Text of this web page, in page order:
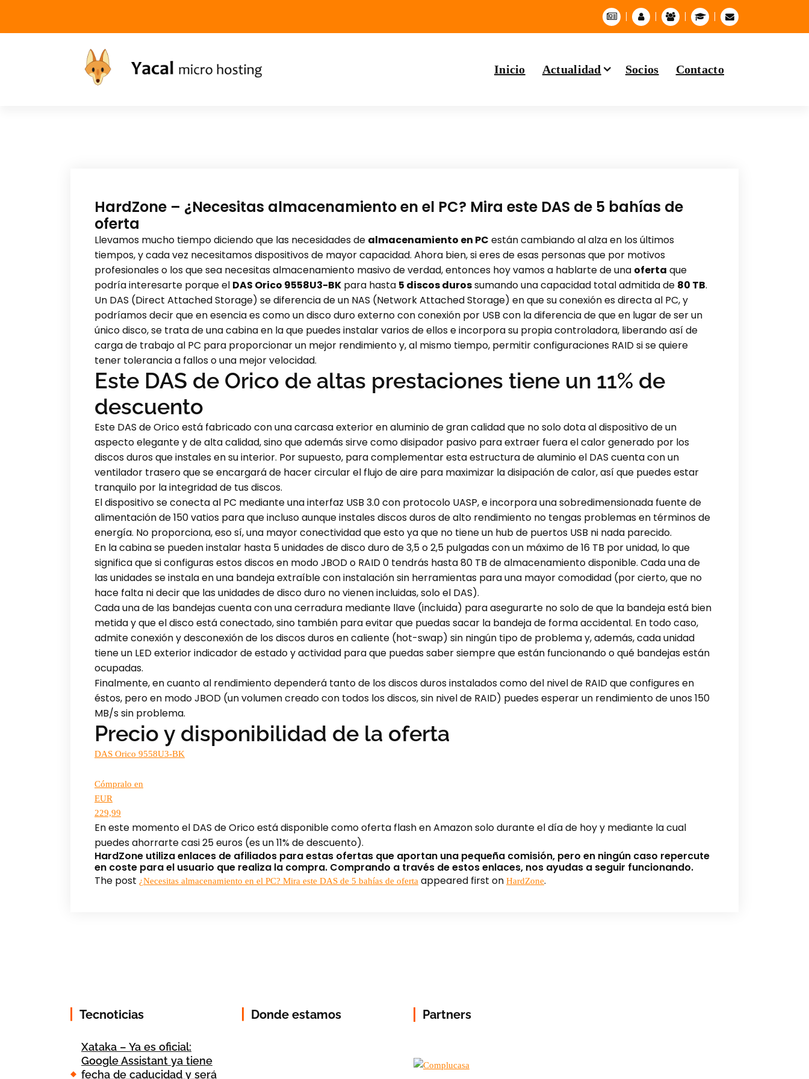
Inicio Actualidad Socios Contacto
HardZone – ¿Necesitas almacenamiento en el PC? Mira este DAS de 5 bahías de
oferta
Llevamos mucho tiempo diciendo que las necesidades de almacenamiento en PC están cambiando al alza en los últimos
tiempos, y cada vez necesitamos dispositivos de mayor capacidad. Ahora bien, si eres de esas personas que por motivos
profesionales o los que sea necesitas almacenamiento masivo de verdad, entonces hoy vamos a hablarte de una oferta que
podría interesarte porque el DAS Orico 9558U3-BK para hasta 5 discos durossumando una capacidad total admitida de 80 TB.
Un DAS (Direct Attached Storage) se diferencia de un NAS (Network Attached Storage) en que su conexión es directa al PC, y
podríamos decir que en esencia es como un disco duro externo con conexión por USB con la diferencia de que en lugar de ser un
único disco, se trata de una cabina en la que puedes instalar varios de ellos e incorpora su propia controladora, liberando así de
carga de trabajo al PC para proporcionar un mejor rendimiento y, al mismo tiempo, permitir configuraciones RAID si se quiere
tener tolerancia a fallos o una mejor velocidad.
Este DAS de Orico de altas prestaciones tiene un 11% de
descuento
Este DAS de Orico está fabricado con una carcasa exterior en aluminio de gran calidad que no solo dota al dispositivo de un
aspecto elegante y de alta calidad, sino que además sirve como disipador pasivo para extraer fuera el calor generado por los
discos duros que instales en su interior. Por supuesto, para complementar esta estructura de aluminio el DAS cuenta con un
ventilador trasero que se encargará de hacer circular el flujo de aire para maximizar la disipación de calor, así que puedes estar
tranquilo por la integridad de tus discos.
El dispositivo se conecta al PC mediante una interfaz USB 3.0 con protocolo UASP, e incorpora una sobredimensionada fuente de
alimentación de 150 vatios para que incluso aunque instales discos duros de alto rendimiento no tengas problemas en términos de
energía. No proporciona, eso sí, una mayor conectividad que esto ya que no tiene un hub de puertos USB ni nada parecido.
En la cabina se pueden instalar hasta 5 unidades de disco duro de 3,5 o 2,5 pulgadas con un máximo de 16 TB por unidad, lo que
significa que si configuras estos discos en modo JBOD o RAID 0 tendrás hasta 80 TB de almacenamiento disponible. Cada una de
las unidades se instala en una bandeja extraíble con instalación sin herramientas para una mayor comodidad (por cierto, que no
hace falta ni decir que las unidades de disco duro no vienen incluidas, solo el DAS).
Cada una de las bandejas cuenta con una cerradura mediante llave (incluida) para asegurarte no solo de que la bandeja está bien
metida y que el disco está conectado, sino también para evitar que puedas sacar la bandeja de forma accidental. En todo caso,
admite conexión y desconexión de los discos duros en caliente (hot-swap) sin ningún tipo de problema y, además, cada unidad
tiene un LED exterior indicador de estado y actividad para que puedas saber siempre que están funcionando o qué bandejas están
ocupadas.
Finalmente, en cuanto al rendimiento dependerá tanto de los discos duros instalados como del nivel de RAID que configures en
éstos, pero en modo JBOD (un volumen creado con todos los discos, sin nivel de RAID) puedes esperar un rendimiento de unos 150
MB/s sin problema.
Precio y disponibilidad de la oferta
DAS Orico 9558U3-BK
Cómpralo en
EUR
229,99
En este momento el DAS de Orico está disponible como oferta flash en Amazon solo durante el día de hoy y mediante la cual
puedes ahorrarte casi 25 euros (es un 11% de descuento).
HardZone utiliza enlaces de afiliados para estas ofertas que aportan una pequeña comisión, pero en ningún caso repercute
en coste para el usuario que realiza la compra. Comprando a través de estos enlaces, nos ayudas a seguir funcionando.
The post ¿Necesitas almacenamiento en el PC? Mira este DAS de 5 bahías de oferta appeared first on HardZone.
Tecnoticias
Xataka – Ya es oficial:
Google Assistant ya tiene
fecha de caducidad y será
Donde estamos Partners